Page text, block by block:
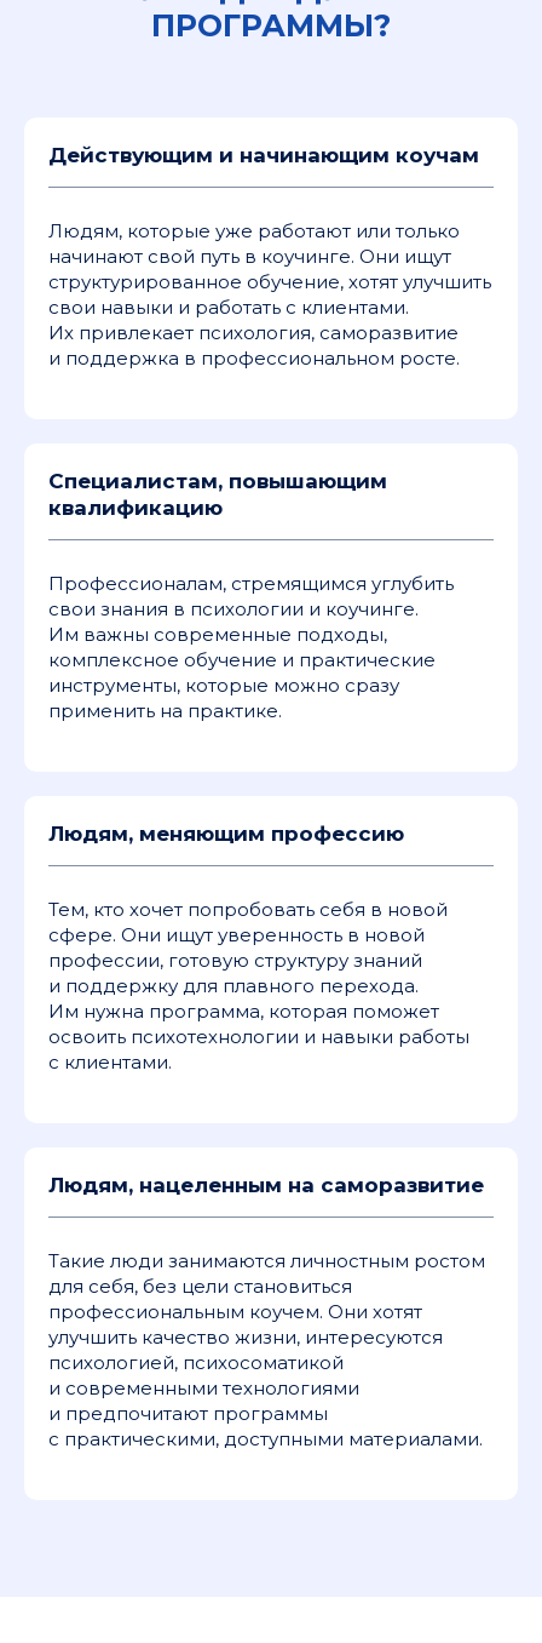
ПРОГРАММЫ?
Действующим и начинающим коучам
Людям, которые уже работают или только
начинают свой путь в коучинге. Они ищут
структурированное обучение, хотят улучшить
свои навыки и работать с клиентами.
Их привлекает психология, саморазвитие
и поддержка в профессиональном росте.
Специалистам, повышающим
квалификацию
Профессионалам, стремящимся углубить
свои знания в психологии и коучинге.
Им важны современные подходы,
комплексное обучение и практические
инструменты, которые можно сразу
применить на практике.
Людям, меняющим профессию
Тем, кто хочет попробовать себя в новой
сфере. Они ищут уверенность в новой
профессии, готовую структуру знаний
и поддержку для плавного перехода.
Им нужна программа, которая поможет
освоить психотехнологии и навыки работы
с клиентами.
Людям, нацеленным на саморазвитие
Такие люди занимаются личностным ростом
для себя, без цели становиться
профессиональным коучем. Они хотят
улучшить качество жизни, интересуются
психологией, психосоматикой
и современными технологиями
и предпочитают программы
с практическими, доступными материалами.